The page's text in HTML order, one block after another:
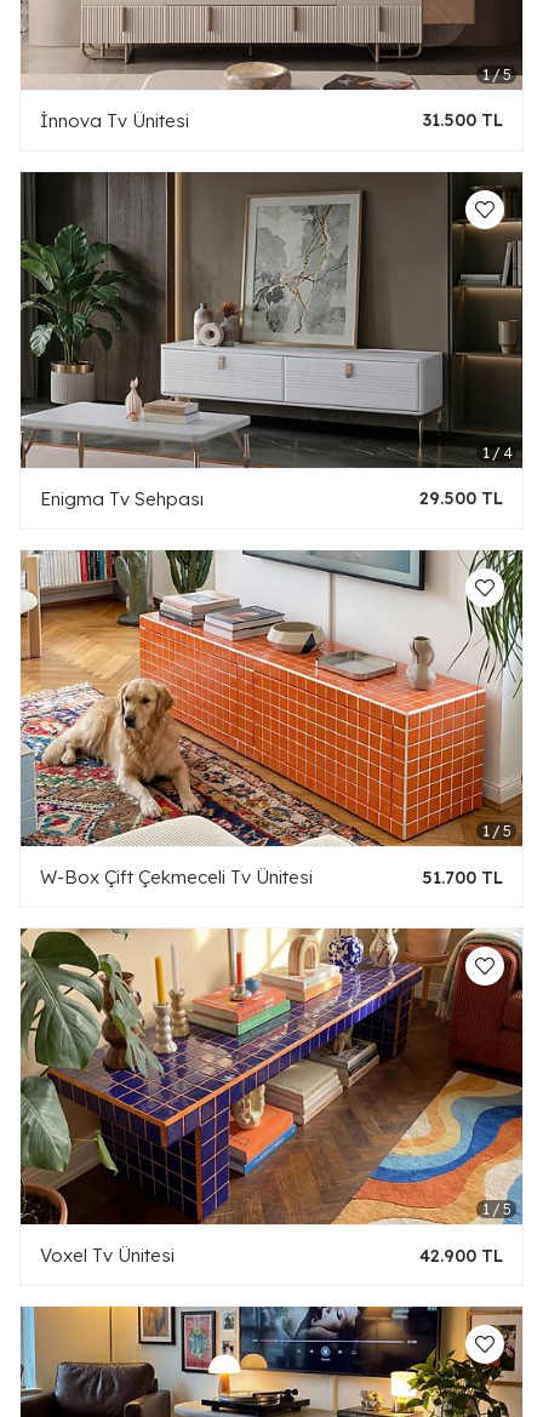
İnnova Tv Ünitesi 31.500 TL
Enigma Tv Sehpası 29.500 TL
W-Box Çift Çekmeceli Tv Ünitesi 51.700 TL
Voxel Tv Ünitesi 42.900 TL